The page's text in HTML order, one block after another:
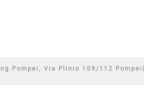
Pompei, Via Plinio 109/112